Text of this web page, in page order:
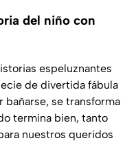
del niño con
espeluznantes
de divertida fábula
bañarse, se transforma
termina bien, tanto
nuestros queridos